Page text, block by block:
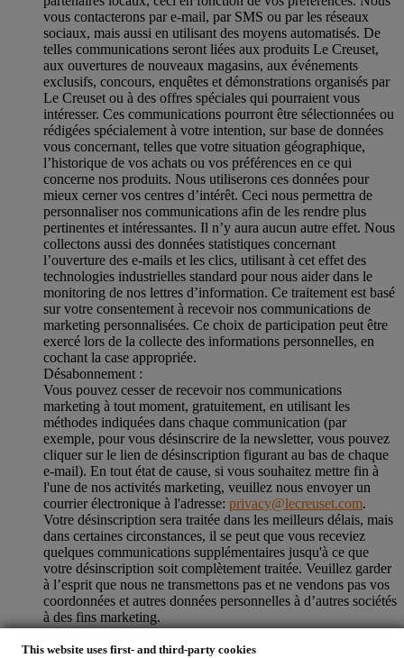
This website uses first- and third-party cookies
vous contacterons par e-mail, par SMS ou par les réseaux
sociaux, mais aussi en utilisant des moyens automatisés. De
telles communications seront liées aux produits Le Creuset,
aux ouvertures de nouveaux magasins, aux événements
exclusifs, concours, enquêtes et démonstrations organisés par
Le Creuset ou à des offres spéciales qui pourraient vous
intéresser. Ces communications pourront être sélectionnées ou
rédigées spécialement à votre intention, sur base de données
vous concernant, telles que votre situation géographique,
l’historique de vos achats ou vos préférences en ce qui
concerne nos produits. Nous utiliserons ces données pour
mieux cerner vos centres d’intérêt. Ceci nous permettra de
personnaliser nos communications afin de les rendre plus
pertinentes et intéressantes. Il n’y aura aucun autre effet. Nous
collectons aussi des données statistiques concernant
l’ouverture des e-mails et les clics, utilisant à cet effet des
technologies industrielles standard pour nous aider dans le
monitoring de nos lettres d’information. Ce traitement est basé
sur votre consentement à recevoir nos communications de
marketing personnalisées. Ce choix de participation peut être
exercé lors de la collecte des informations personnelles, en
cochant la case appropriée.
Désabonnement :
Vous pouvez cesser de recevoir nos communications
marketing à tout moment, gratuitement, en utilisant les
méthodes indiquées dans chaque communication (par
exemple, pour vous désinscrire de la newsletter, vous pouvez
cliquer sur le lien de désinscription figurant au bas de chaque
e-mail). En tout état de cause, si vous souhaitez mettre fin à
l'une de nos activités marketing, veuillez nous envoyer un
courrier électronique à l'adresse: privacy@lecreuset.com.
Votre désinscription sera traitée dans les meilleurs délais, mais
dans certaines circonstances, il se peut que vous receviez
quelques communications supplémentaires jusqu'à ce que
votre désinscription soit complètement traitée. Veuillez garder
à l’esprit que nous ne transmettons pas et ne vendons pas vos
coordonnées et autres données personnelles à d’autres sociétés
à des fins marketing.
POUR LE RECIBLAGE / LA PERSONNALISATION DE
NOS OFFRES, AMÉLIORANT AINSI L’EXPÉRIENCE